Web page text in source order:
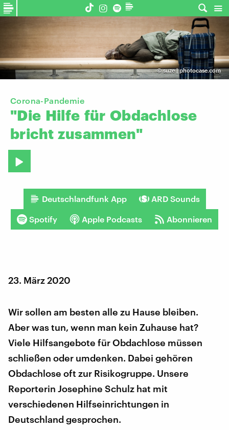
©suze | photocase.com
Corona-Pandemie
"Die Hilfe für Obdachlose
bricht zusammen"
Deutschlandfunk App ARD Sounds
Spotify Apple Podcasts Abonnieren
23. März 2020
Wir sollen am besten alle zu Hause bleiben.
Aber was tun, wenn man kein Zuhause hat?
Viele Hilfsangebote für Obdachlose müssen
schließen oder umdenken. Dabei gehören
Obdachlose oft zur Risikogruppe. Unsere
Reporterin Josephine Schulz hat mit
verschiedenen Hilfseinrichtungen in
Deutschland gesprochen.